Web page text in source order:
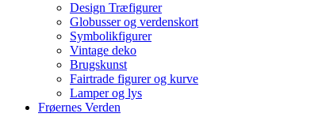
Design Træfigurer
Globusser og verdenskort
Symbolikfigurer
Vintage deko
Brugskunst
Fairtrade figurer og kurve
Lamper og lys
Frøernes Verden